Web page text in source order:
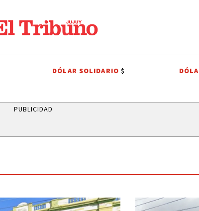
RUTAS DE JUJUY QUEEN CORTE DE AGUA JAPÓN
DÓLAR SOLIDARIO$
PUBLICIDAD